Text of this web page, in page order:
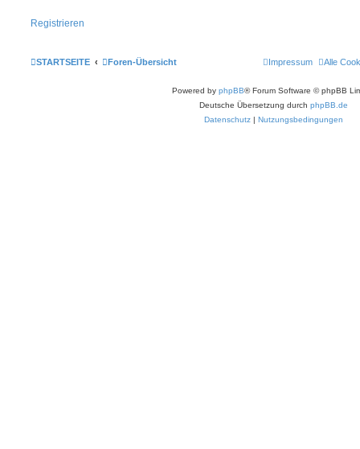
Registrieren
STARTSEITE Foren-Übersicht Alle
Impressum
Powered by phpBB® Forum Software © phpBB
Deutsche Übersetzung durch phpBB.de
Datenschutz | Nutzungsbedingungen